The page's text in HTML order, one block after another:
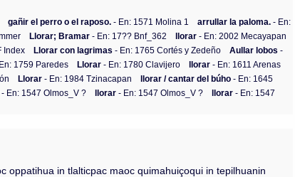
gañir el perro o el raposo. - En: 1571 Molina 1 arrullar la paloma. - En:
Llorar; Bramar - En: 17?? Bnf_362 llorar - En: 2002 Mecayapan
Index Llorar con lagrimas - En: 1765 Cortés y Zedeño Aullar lobos -
1759 Paredes Llorar - En: 1780 Clavijero llorar - En: 1611 Arenas
Llorar - En: 1984 Tzinacapan llorar / cantar del búho - En: 1645
- En: 1547 Olmos_V ? llorar - En: 1547 Olmos_V ? llorar - En: 1547
oppatihua in tlalticpac maoc quimahuiçoqui in tepilhuanin